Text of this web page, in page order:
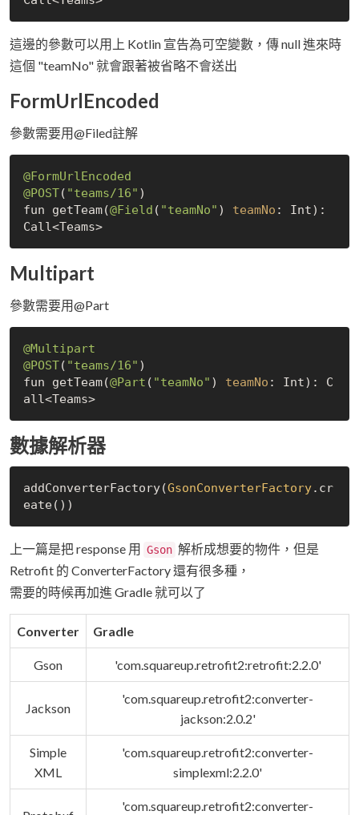
這邊的參數可以用上 Kotlin 宣告為可空變數，傳 null 進來時
這個 "teamNo" 就會跟著被省略不會送出
FormUrlEncoded
參數需要用@Filed註解
@FormUrlEncoded
@POST( "teams/16" )
fun getTeam(@Field ( "teamNo" ) teamNo : Int):
Call<Teams>
Multipart
參數需要用@Part
@Multipart
@POST( "teams/16" )
fun getTeam(@Part ( "teamNo" ) teamNo : Int): C
all<Teams>
數據解析器
addConverterFactory(GsonConverterFactory.cr
上一篇是把 response 用 Gson 解析成想要的物件，但是
Retrofit 的 ConverterFactory 還有很多種，
需要的時候再加進 Gradle 就可以了
Converter Gradle
Gson 'com.squareup.retrofit2:retrofit:2.2.0'
Jackson
'com.squareup.retrofit2:converter-
jackson:2.0.2'
Simple
XML
'com.squareup.retrofit2:converter-
simplexml:2.2.0'
'com.squareup.retrofit2:converter-